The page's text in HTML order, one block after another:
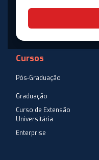
Cursos
Pós-Graduação
Graduação
Curso de Extensão
Universitária
Enterprise